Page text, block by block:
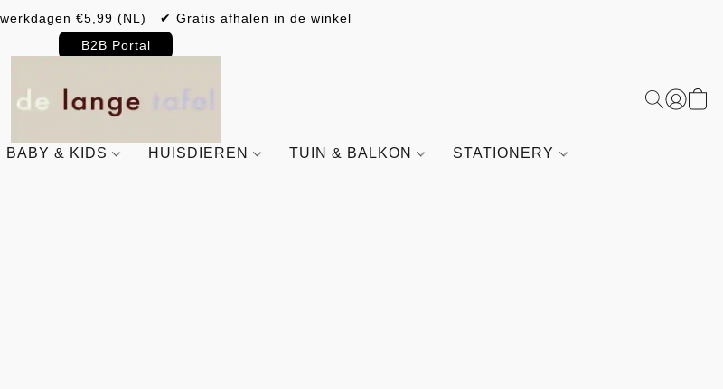
€5,99 (NL) ✔ Gratis afhalen in de winkel
B2B Portal
BABY & KIDS HUISDIEREN TUIN & BALKON STATIONERY